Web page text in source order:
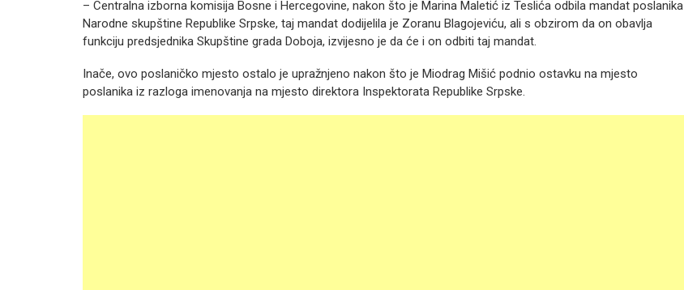
– Centralna izborna komisija Bosne i Hercegovine, nakon što je Marina Maletić iz Teslića odbila mandat poslanika
Narodne skupštine Republike Srpske, taj mandat dodijelila je Zoranu Blagojeviću, ali s obzirom da on obavlja
funkciju predsjednika Skupštine grada Doboja, izvijesno je da će i on odbiti taj mandat.
Inače, ovo poslaničko mjesto ostalo je upražnjeno nakon što je Miodrag Mišić podnio ostavku na mjesto
poslanika iz razloga imenovanja na mjesto direktora Inspektorata Republike Srpske.